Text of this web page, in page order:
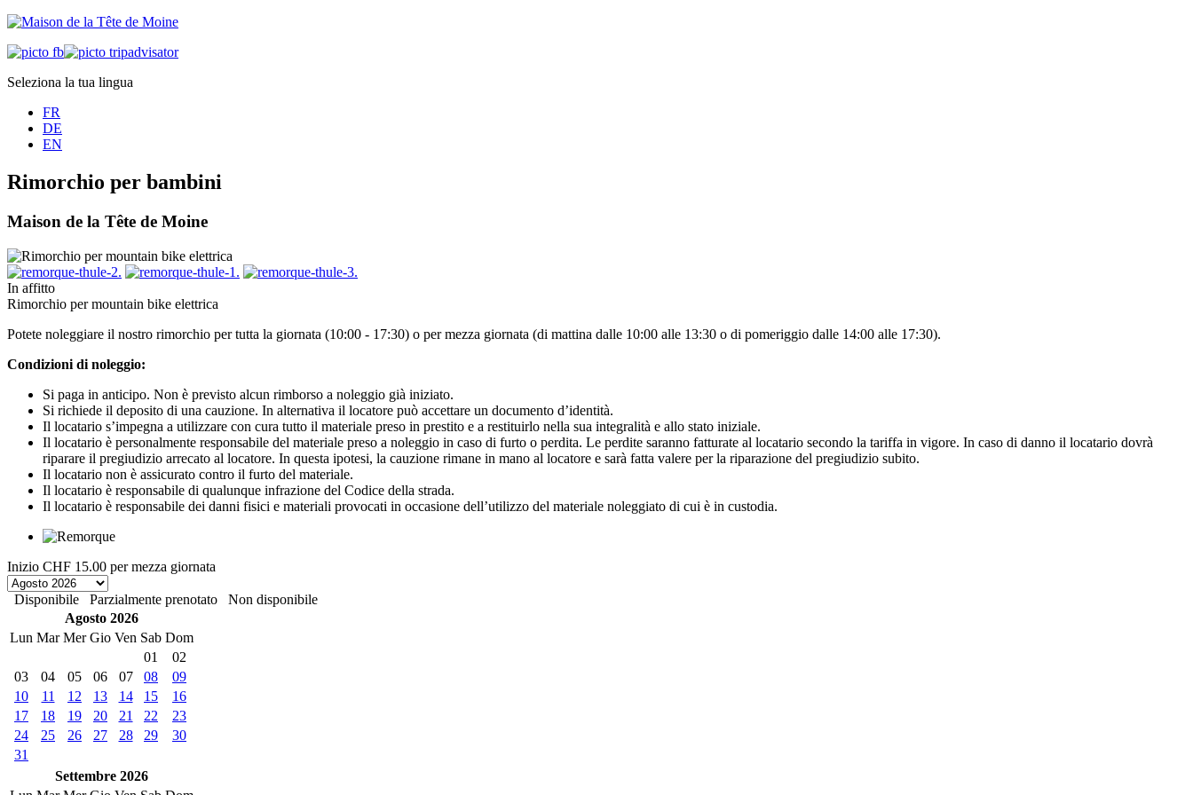
Seleziona la tua lingua
FR
DE
EN
Rimorchio per bambini
Maison de la Tête de Moine
In affitto
Rimorchio per mountain bike elettrica
Potete noleggiare il nostro rimorchio per tutta la giornata (10:00 - 17:30) o per mezza giornata (di mattina dalle 10:00 alle 13:30 o di pomeriggio dalle 14:00 alle 17:30).
Condizioni di noleggio:
Si paga in anticipo. Non è previsto alcun rimborso a noleggio già iniziato.
Si richiede il deposito di una cauzione. In alternativa il locatore può accettare un documento d’identità.
Il locatario s’impegna a utilizzare con cura tutto il materiale preso in prestito e a restituirlo nella sua integralità e allo stato iniziale.
Il locatario è personalmente responsabile del materiale preso a noleggio in caso di furto o perdita. Le perdite saranno fatturate al locatario secondo la tariffa in vigore. In caso di danno il locatario dovrà
riparare il pregiudizio arrecato al locatore. In questa ipotesi, la cauzione rimane in mano al locatore e sarà fatta valere per la riparazione del pregiudizio subito.
Il locatario non è assicurato contro il furto del materiale.
Il locatario è responsabile di qualunque infrazione del Codice della strada.
Il locatario è responsabile dei danni fisici e materiali provocati in occasione dell’utilizzo del materiale noleggiato di cui è in custodia.
Inizio CHF 15.00 per mezza giornata
Disponibile Parzialmente prenotato
Non disponibile
Agosto 2026
Lun Mar Mer Gio Ven Sab Dom
01
02
03
04 05 06 07 08
09
10
11 12 13 14 15
16
17
18 19 20 21 22
23
24
25 26 27 28 29
30
31
Settembre 2026